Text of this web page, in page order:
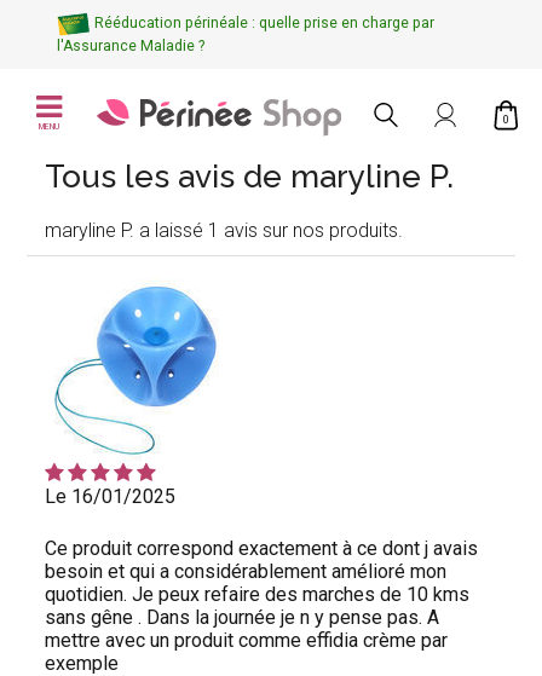
Rééducation périnéale : quelle prise en charge par
l'Assurance Maladie ?
MENU
0
Tous les avis de maryline P.
maryline P. a laissé 1 avis sur nos produits.
Le 16/01/2025
Ce produit correspond exactement à ce dont j avais
besoin et qui a considérablement amélioré mon
quotidien. Je peux refaire des marches de 10 kms
sans gêne . Dans la journée je n y pense pas. A
mettre avec un produit comme effidia crème par
exemple